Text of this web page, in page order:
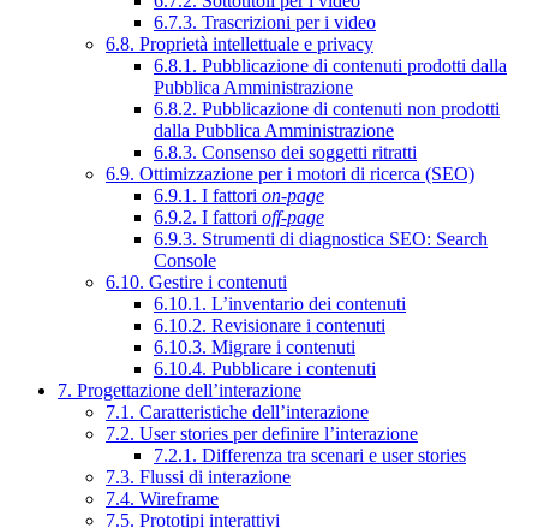
6.7.3. Trascrizioni per i video
6.8. Proprietà intellettuale e privacy
6.8.1. Pubblicazione di contenuti prodotti dalla
Pubblica Amministrazione
6.8.2. Pubblicazione di contenuti non prodotti
dalla Pubblica Amministrazione
6.8.3. Consenso dei soggetti ritratti
6.9. Ottimizzazione per i motori di ricerca (SEO)
6.9.1. I fattori on-page
6.9.2. I fattori off-page
6.9.3. Strumenti di diagnostica SEO: Search
Console
6.10. Gestire i contenuti
6.10.1. L’inventario dei contenuti
6.10.2. Revisionare i contenuti
6.10.3. Migrare i contenuti
6.10.4. Pubblicare i contenuti
7. Progettazione dell’interazione
7.1. Caratteristiche dell’interazione
7.2. User stories per definire l’interazione
7.2.1. Differenza tra scenari e user stories
7.3. Flussi di interazione
7.4. Wireframe
7.5. Prototipi interattivi